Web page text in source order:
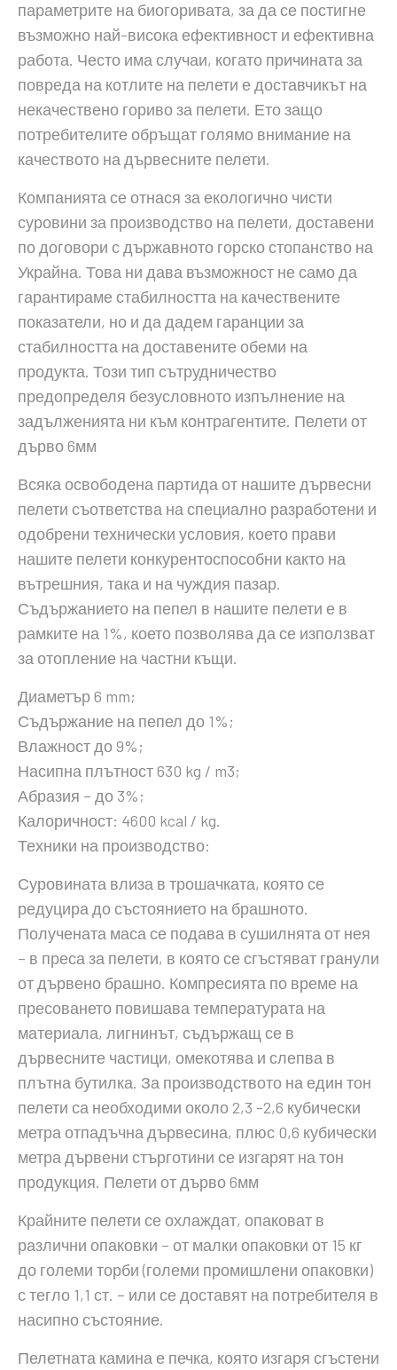
параметрите на биогоривата, за да се постигне
възможно най-висока ефективност и ефективна
работа. Често има случаи, когато причината за
повреда на котлите на пелети е доставчикът на
некачествено гориво за пелети. Ето защо
потребителите обръщат голямо внимание на
качеството на дървесните пелети.
Компанията се отнася за екологично чисти
суровини за производство на пелети, доставени
по договори с държавното горско стопанство на
Украйна. Това ни дава възможност не само да
гарантираме стабилността на качествените
показатели, но и да дадем гаранции за
стабилността на доставените обеми на
продукта. Този тип сътрудничество
предопределя безусловното изпълнение на
задълженията ни към контрагентите. Пелети от
дърво 6мм
Всяка освободена партида от нашите дървесни
пелети съответства на специално разработени и
одобрени технически условия, което прави
нашите пелети конкурентоспособни както на
вътрешния, така и на чуждия пазар.
Съдържанието на пепел в нашите пелети е в
рамките на 1%, което позволява да се използват
за отопление на частни къщи.
Диаметър 6 mm;
Съдържание на пепел до 1%;
Влажност до 9%;
Насипна плътност 630 kg / m3;
Абразия – до 3%;
Калоричност: 4600 kcal / kg.
Техники на производство:
Суровината влиза в трошачката, която се
редуцира до състоянието на брашното.
Получената маса се подава в сушилнята от нея
– в преса за пелети, в която се сгъстяват гранули
от дървено брашно. Компресията по време на
пресоването повишава температурата на
материала, лигнинът, съдържащ се в
дървесните частици, омекотява и слепва в
плътна бутилка. За производството на един тон
пелети са необходими около 2,3 -2,6 кубически
метра отпадъчна дървесина, плюс 0,6 кубически
метра дървени стърготини се изгарят на тон
продукция. Пелети от дърво 6мм
Крайните пелети се охлаждат, опаковат в
различни опаковки – от малки опаковки от 15 кг
до големи торби (големи промишлени опаковки)
с тегло 1,1 ст. – или се доставят на потребителя в
насипно състояние.
Пелетната камина е печка, която изгаря сгъстени